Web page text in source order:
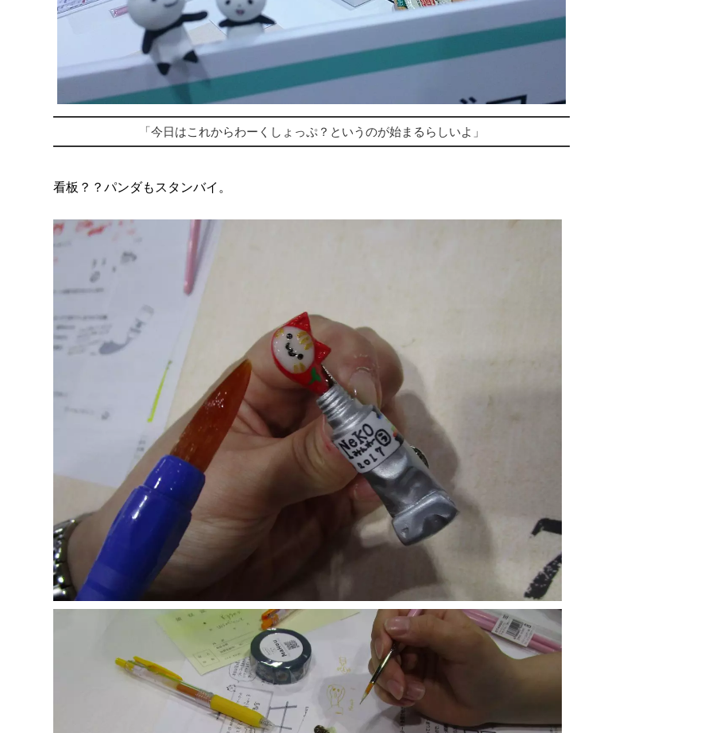
「今日はこれからわーくしょっぷ？というのが始まるらしいよ」
看板？？パンダもスタンバイ。